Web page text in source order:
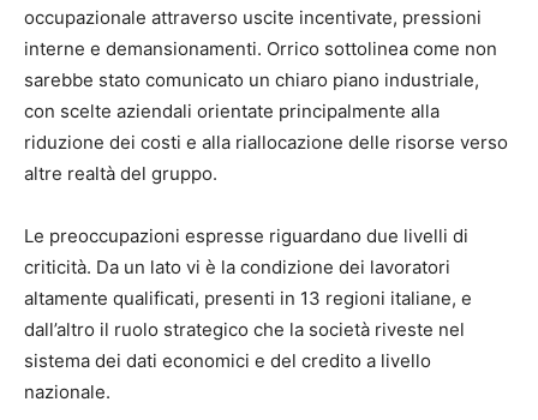
occupazionale attraverso uscite incentivate, pressioni
interne e demansionamenti. Orrico sottolinea come non
sarebbe stato comunicato un chiaro piano industriale,
con scelte aziendali orientate principalmente alla
riduzione dei costi e alla riallocazione delle risorse verso
altre realtà del gruppo.
Le preoccupazioni espresse riguardano due livelli di
criticità. Da un lato vi è la condizione dei lavoratori
altamente qualificati, presenti in 13 regioni italiane, e
dall’altro il ruolo strategico che la società riveste nel
sistema dei dati economici e del credito a livello
nazionale.